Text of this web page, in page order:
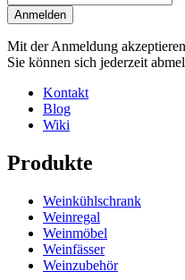
Anmelden
Mit der Anmeldung
Sie können sich jederzeit
Kontakt
Blog
Wiki
Produkte
Weinkühlschrank
Weinregal
Weinmöbel
Weinfässer
Weinzubehör